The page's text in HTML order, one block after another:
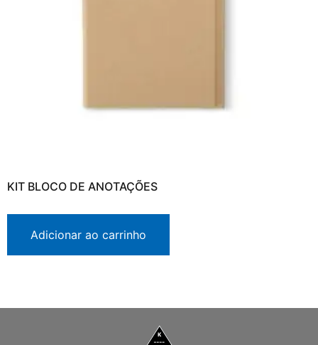
KIT BLOCO DE ANOTAÇÕES
Adicionar ao carrinho